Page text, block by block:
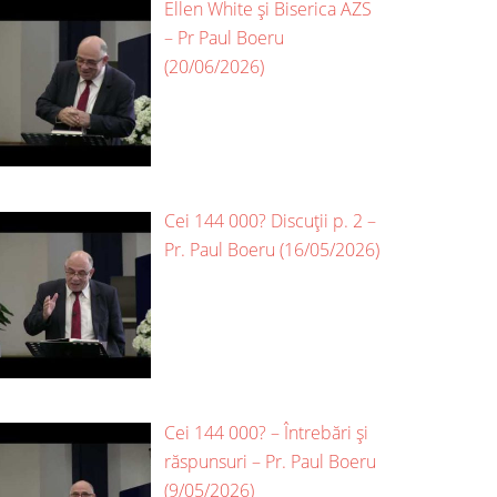
Ellen White și Biserica AZS
– Pr Paul Boeru
(20/06/2026)
Cei 144 000? Discuții p. 2 –
Pr. Paul Boeru (16/05/2026)
Cei 144 000? – Întrebări și
răspunsuri – Pr. Paul Boeru
(9/05/2026)